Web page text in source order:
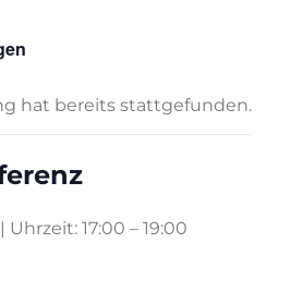
hat bereits stattgefunden.
Uhrzeit: 17:00 – 19:00